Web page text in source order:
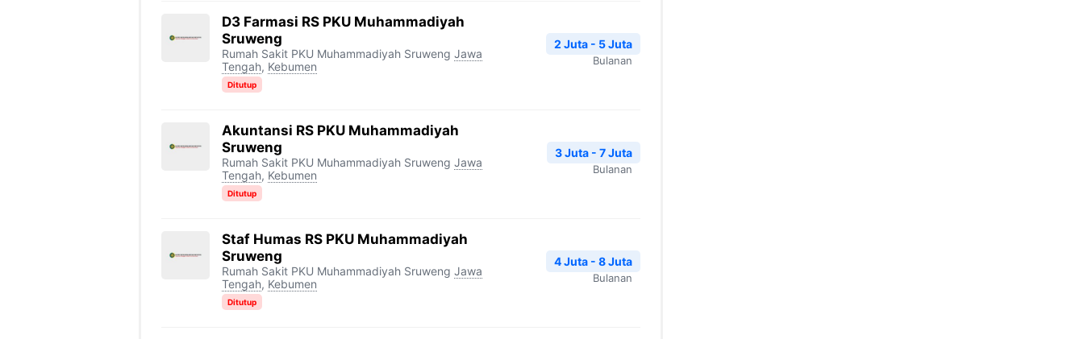
D3 Farmasi RS PKU Muhammadiyah
Sruweng
Rumah Sakit PKU Muhammadiyah Sruweng Jawa
Tengah, Kebumen
Ditutup
2 Juta - 5 Juta
Bulanan
Akuntansi RS PKU Muhammadiyah
Sruweng
Rumah Sakit PKU Muhammadiyah Sruweng Jawa
Tengah, Kebumen
Ditutup
3 Juta - 7 Juta
Bulanan
Staf Humas RS PKU Muhammadiyah
Sruweng
Rumah Sakit PKU Muhammadiyah Sruweng Jawa
Tengah, Kebumen
Ditutup
4 Juta - 8 Juta
Bulanan